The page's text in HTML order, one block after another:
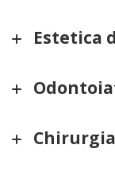
Estetica